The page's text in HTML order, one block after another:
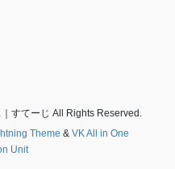
すてーじ All Rights Reserved.
Theme & VK All in One
Unit